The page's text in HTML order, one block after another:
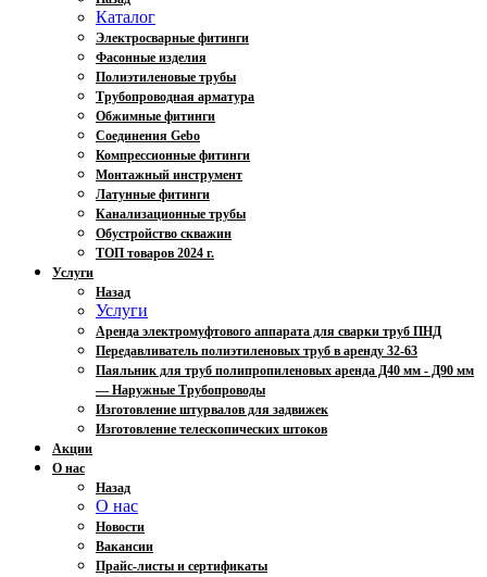
Каталог
Электросварные фитинги
Фасонные изделия
Полиэтиленовые трубы
Трубопроводная арматура
Обжимные фитинги
Соединения Gebo
Компрессионные фитинги
Монтажный инструмент
Латунные фитинги
Канализационные трубы
Обустройство скважин
ТОП товаров 2024 г.
Услуги
Назад
Услуги
Аренда электромуфтового аппарата для сварки труб ПНД
Передавливатель полиэтиленовых труб в аренду 32-63
Паяльник для труб полипропиленовых аренда Д40 мм - Д90 мм
— Наружные Трубопроводы
Изготовление штурвалов для задвижек
Изготовление телескопических штоков
Акции
О нас
Назад
О нас
Новости
Вакансии
Прайс-листы и сертификаты